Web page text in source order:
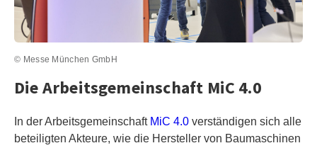
© Messe München GmbH
Die Arbeitsgemeinschaft MiC 4.0
In der Arbeitsgemeinschaft MiC 4.0 verständigen sich alle
beteiligten Akteure, wie die Hersteller von Baumaschinen